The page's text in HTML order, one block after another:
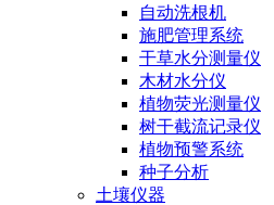
自动洗根机
施肥管理系统
干草水分测量仪
木材水分仪
植物荧光测量仪
树干截流记录仪
植物预警系统
种子分析
土壤仪器